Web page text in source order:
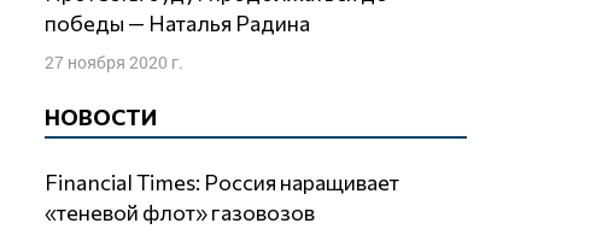
победы — Наталья Радина
27 ноября 2020 г.
НОВОСТИ
Financial Times: Россия наращивает
«теневой флот» газовозов